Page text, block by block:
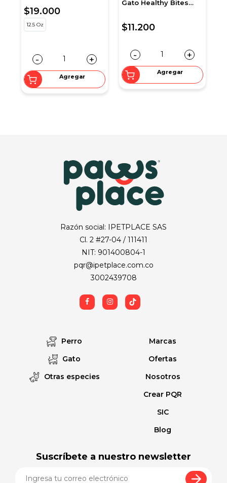
sabor Atún 56 gr
sobre por 4 unidades
$11.200
- +
Agregar
50 Gr 150 Gr
- +
Agregar
Razón social: IPETPLACE SAS
Cl. 2 #27-04 / 111411
NIT: 901400804-1
pqr@ipetplace.com.co
3002439708
Perro
Gato
Otras especies
Marcas
Ofertas
Nosotros
Crear PQR
SIC
Blog
Suscríbete a nuestro newsletter